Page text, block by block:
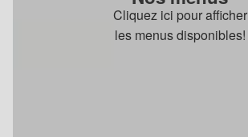
Cliquez ici pour afficher
les menus disponibles!